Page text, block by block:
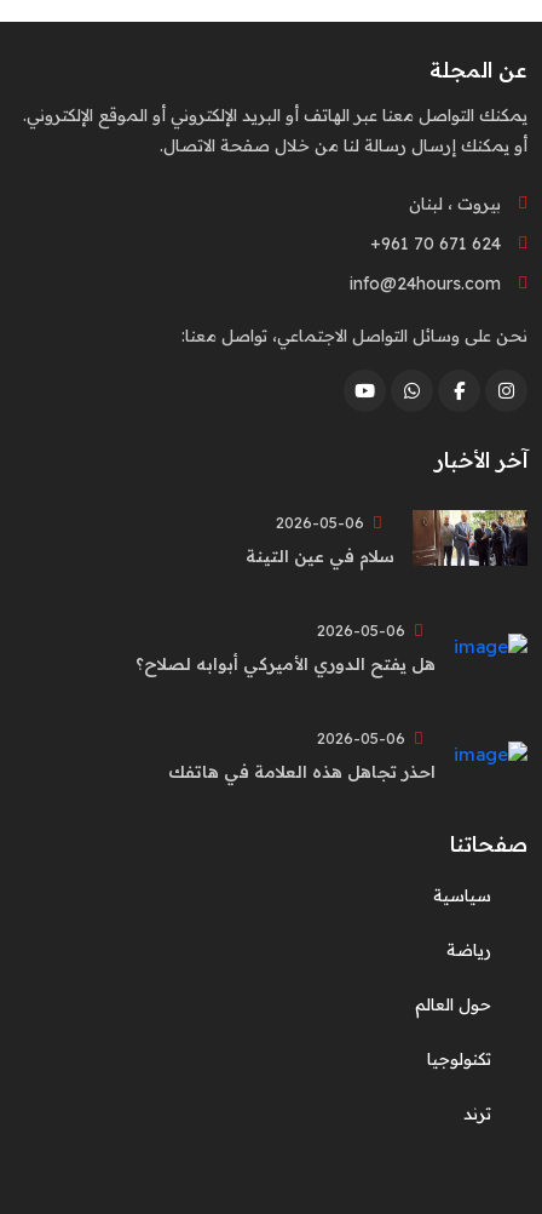
عن المجلة
يمكنك التواصل معنا عبر الهاتف أو البريد الإلكتروني أو الموقع الإلكتروني.
أو يمكنك إرسال رسالة لنا من خلال صفحة الاتصال.
بيروت ، لبنان
+961 70 671 624
info@24hours.com
نحن على وسائل التواصل الاجتماعي، تواصل معنا:
آخر الأخبار
سلام في عين التينة
هل يفتح الدوري الأميركي أبوابه لصلاح؟
احذر تجاهل هذه العلامة في هاتفك
صفحاتنا
سياسية
رياضة
حول العالم
تكنولوجيا
ترند